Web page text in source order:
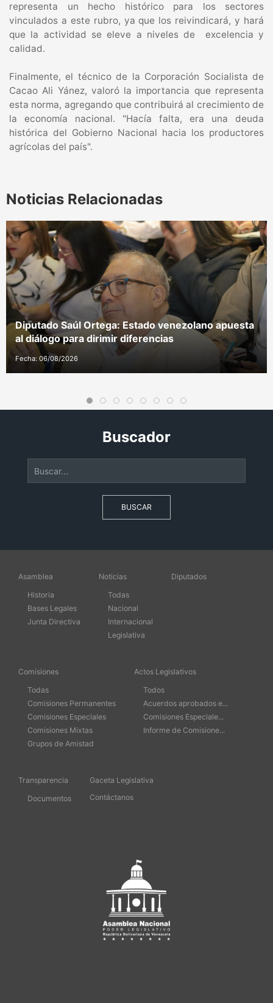
representa un hecho histórico para los sectores
vinculados a este rubro, ya que los reivindicará, y hará
que la actividad se eleve a niveles de excelencia y
calidad.
Finalmente, el técnico de la Corporación Socialista de
Cacao Ali Yánez, valoró la importancia que representa
esta norma, agregando que contribuirá al crecimiento de
la economía nacional. "Hacía falta, era una deuda
histórica del Gobierno Nacional hacia los productores
agrícolas del país".
Noticias Relacionadas
Diputado Saúl Ortega: Estado venezolano apuesta
al diálogo para dirimir diferencias
Fecha: 06/08/2026
Buscador
BUSCAR
Asamblea
Historia
Bases Legales
Junta Directiva
Noticias
Todas
Nacional
Internacional
Legislativa
Diputados
Comisiones
Todas
Comisiones Permanentes
Comisiones Especiales
Comisiones Mixtas
Grupos de Amistad
Actos Legislativos
Todos
Acuerdos aprobados e...
Comisiones Especiale...
Informe de Comisione...
Transparencia
Documentos
Gaceta Legislativa
Contáctanos